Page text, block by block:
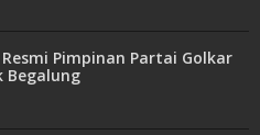
Pimpinan Partai Golkar
Begalung